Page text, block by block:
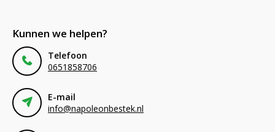
Kunnen we helpen?
Telefoon
0651858706
E-mail
info@napoleonbestek.nl